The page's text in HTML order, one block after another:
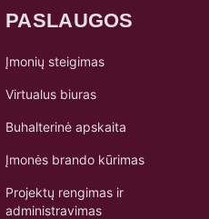
PASLAUGOS
Įmonių steigimas
Virtualus biuras
Buhalterinė apskaita
Įmonės brando kūrimas
Projektų rengimas ir
administravimas